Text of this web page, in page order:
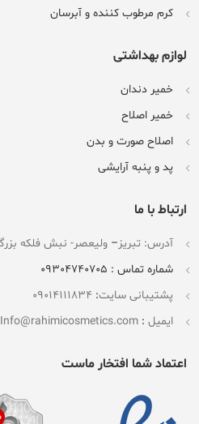
کرم مرطوب کننده و آبرسان
لوازم بهداشتی
خمیر دندان
خمیر اصلاح
اصلاح صورت و بدن
پد و پنبه آرایشی
ارتباط با ما
آدرس: تبریز– ولیعصر- نبش فلکه
شماره تماس : 09304740705
پشتیبانی سایت:
ایمیل :
اعتماد شما افتخار ماست